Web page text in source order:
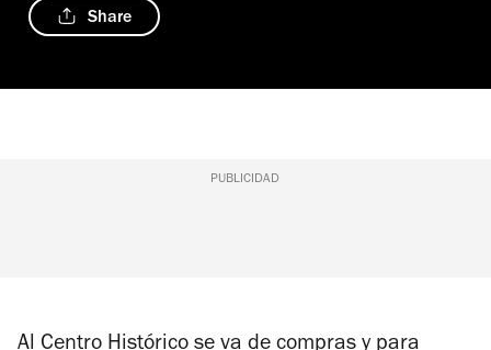
Share
PUBLICIDAD
Al Centro Histórico se va de compras y para